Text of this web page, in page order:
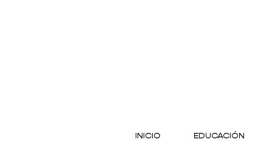
INICIO EDUCACIÓN